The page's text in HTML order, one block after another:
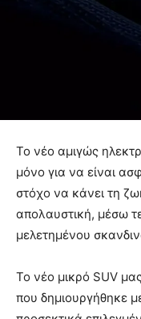
Το νέο αμιγώς
μόνο για να είναι
στόχο να κάνει τη
απολαυστική, μέσω
μελετημένου
Το νέο μικρό SUV
που δημιουργήθηκε